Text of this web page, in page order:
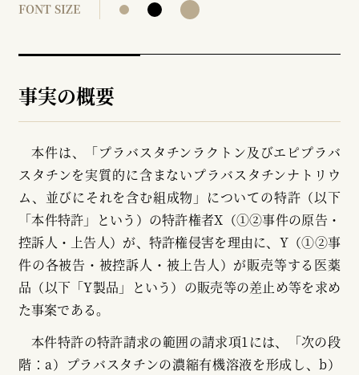
FONT SIZE
事実の概要
本件は、「プラバスタチンラクトン及びエピプラバ
スタチンを実質的に含まないプラバスタチンナトリウ
ム、並びにそれを含む組成物」についての特許（以下
「本件特許」という）の特許権者X（①②事件の原告・
控訴人・上告人）が、特許権侵害を理由に、Y（①②事
件の各被告・被控訴人・被上告人）が販売等する医薬
品（以下「Y製品」という）の販売等の差止め等を求め
た事案である。
本件特許の特許請求の範囲の請求項1には、「次の段
階：a）プラバスタチンの濃縮有機溶液を形成し、b）